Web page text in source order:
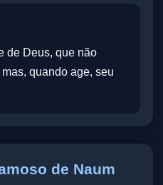
de Deus, que não
quando age, seu
de Naum